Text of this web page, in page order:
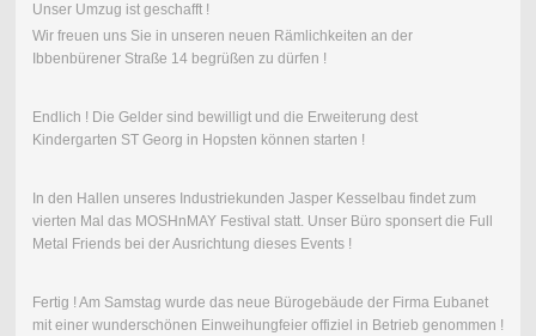
Unser Umzug ist geschafft !
Wir freuen uns Sie in unseren neuen Rämlichkeiten an der
Ibbenbürener Straße 14 begrüßen zu dürfen !
Endlich ! Die Gelder sind bewilligt und die Erweiterung dest
Kindergarten ST Georg in Hopsten können starten !
In den Hallen unseres Industriekunden Jasper Kesselbau findet zum
vierten Mal das MOSHnMAY Festival statt. Unser Büro sponsert die Full
Metal Friends bei der Ausrichtung dieses Events !
Fertig ! Am Samstag wurde das neue Bürogebäude der Firma Eubanet
mit einer wunderschönen Einweihungfeier offiziel in Betrieb genommen !